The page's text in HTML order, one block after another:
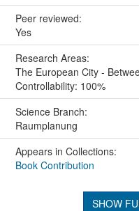
Peer reviewed:
Yes
Research Areas:
The European City -
Controllability: 100%
Science Branch:
Raumplanung
Appears in Collections:
Book Contribution
SHOW